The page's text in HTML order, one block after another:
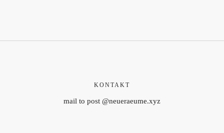
KONTAKT
mail to post @neueraeume.xyz